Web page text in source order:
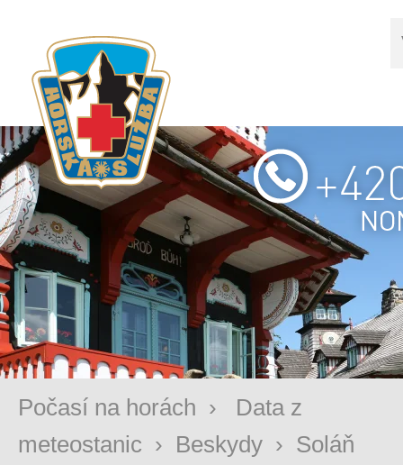
Počasí na horách ›
Data z
meteostanic › Beskydy › Soláň